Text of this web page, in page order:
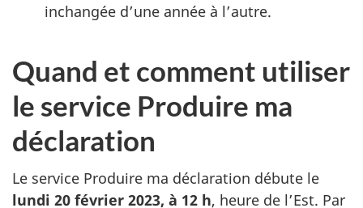
inchangée d’une année à l’autre.
Quand et comment utiliser
le service Produire ma
déclaration
Le service Produire ma déclaration débute le
lundi 20 février 2023, à 12 h, heure de l’Est. Par